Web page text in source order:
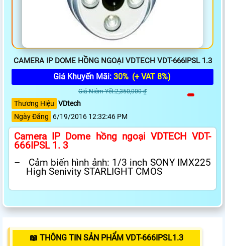
CAMERA IP DOME HỒNG NGOẠI VDTECH VDT-666IPSL 1.3
Giá Khuyến Mãi: 30% (+ VAT 8%)
Giá Niêm Yết:2,350,000 ₫
Thương Hiệu VDtech
Ngày Đăng
6/19/2016 12:32:46 PM
Camera IP Dome hồng ngoại VDTECH VDT-
666IPSL 1. 3
–
Cảm biến hình ảnh: 1/3 inch SONY IMX225
High Senivity STARLIGHT CMOS
📖 THÔNG TIN SẢN PHẨM VDT-666IPSL1.3